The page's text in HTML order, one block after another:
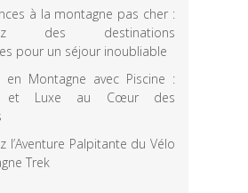
à la montagne pas cher :
des destinations
pour un séjour inoubliable
en Montagne avec Piscine :
et Luxe au Cœur des
l’Aventure Palpitante du Vélo
Trek